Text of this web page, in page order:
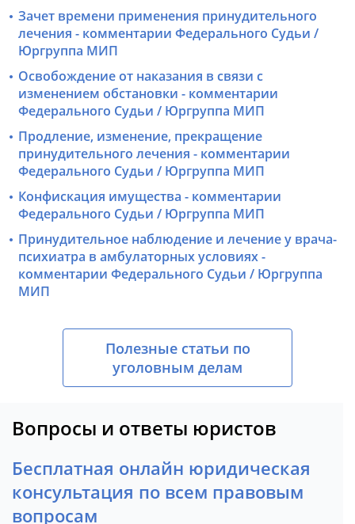
Зачет времени применения принудительного
лечения - комментарии Федерального Судьи /
Юргруппа МИП
Освобождение от наказания в связи с
изменением обстановки - комментарии
Федерального Судьи / Юргруппа МИП
Продление, изменение, прекращение
принудительного лечения - комментарии
Федерального Судьи / Юргруппа МИП
Конфискация имущества - комментарии
Федерального Судьи / Юргруппа МИП
Принудительное наблюдение и лечение у врача-
психиатра в амбулаторных условиях -
комментарии Федерального Судьи / Юргруппа
МИП
Полезные статьи по
уголовным делам
Вопросы и ответы юристов
Бесплатная онлайн юридическая
консультация по всем правовым
вопросам